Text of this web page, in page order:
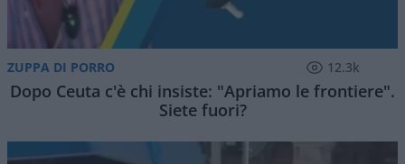
ZUPPA DI PORRO 12.3k
Dopo Ceuta c'è chi insiste: "Apriamo le frontiere".
Siete fuori?